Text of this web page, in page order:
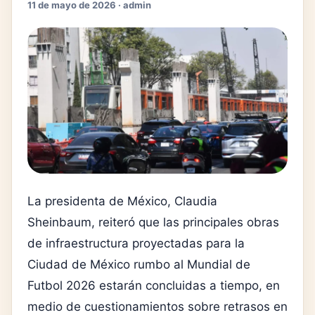
11 de mayo de 2026 · admin
La presidenta de México, Claudia
Sheinbaum, reiteró que las principales obras
de infraestructura proyectadas para la
Ciudad de México rumbo al Mundial de
Futbol 2026 estarán concluidas a tiempo, en
medio de cuestionamientos sobre retrasos en